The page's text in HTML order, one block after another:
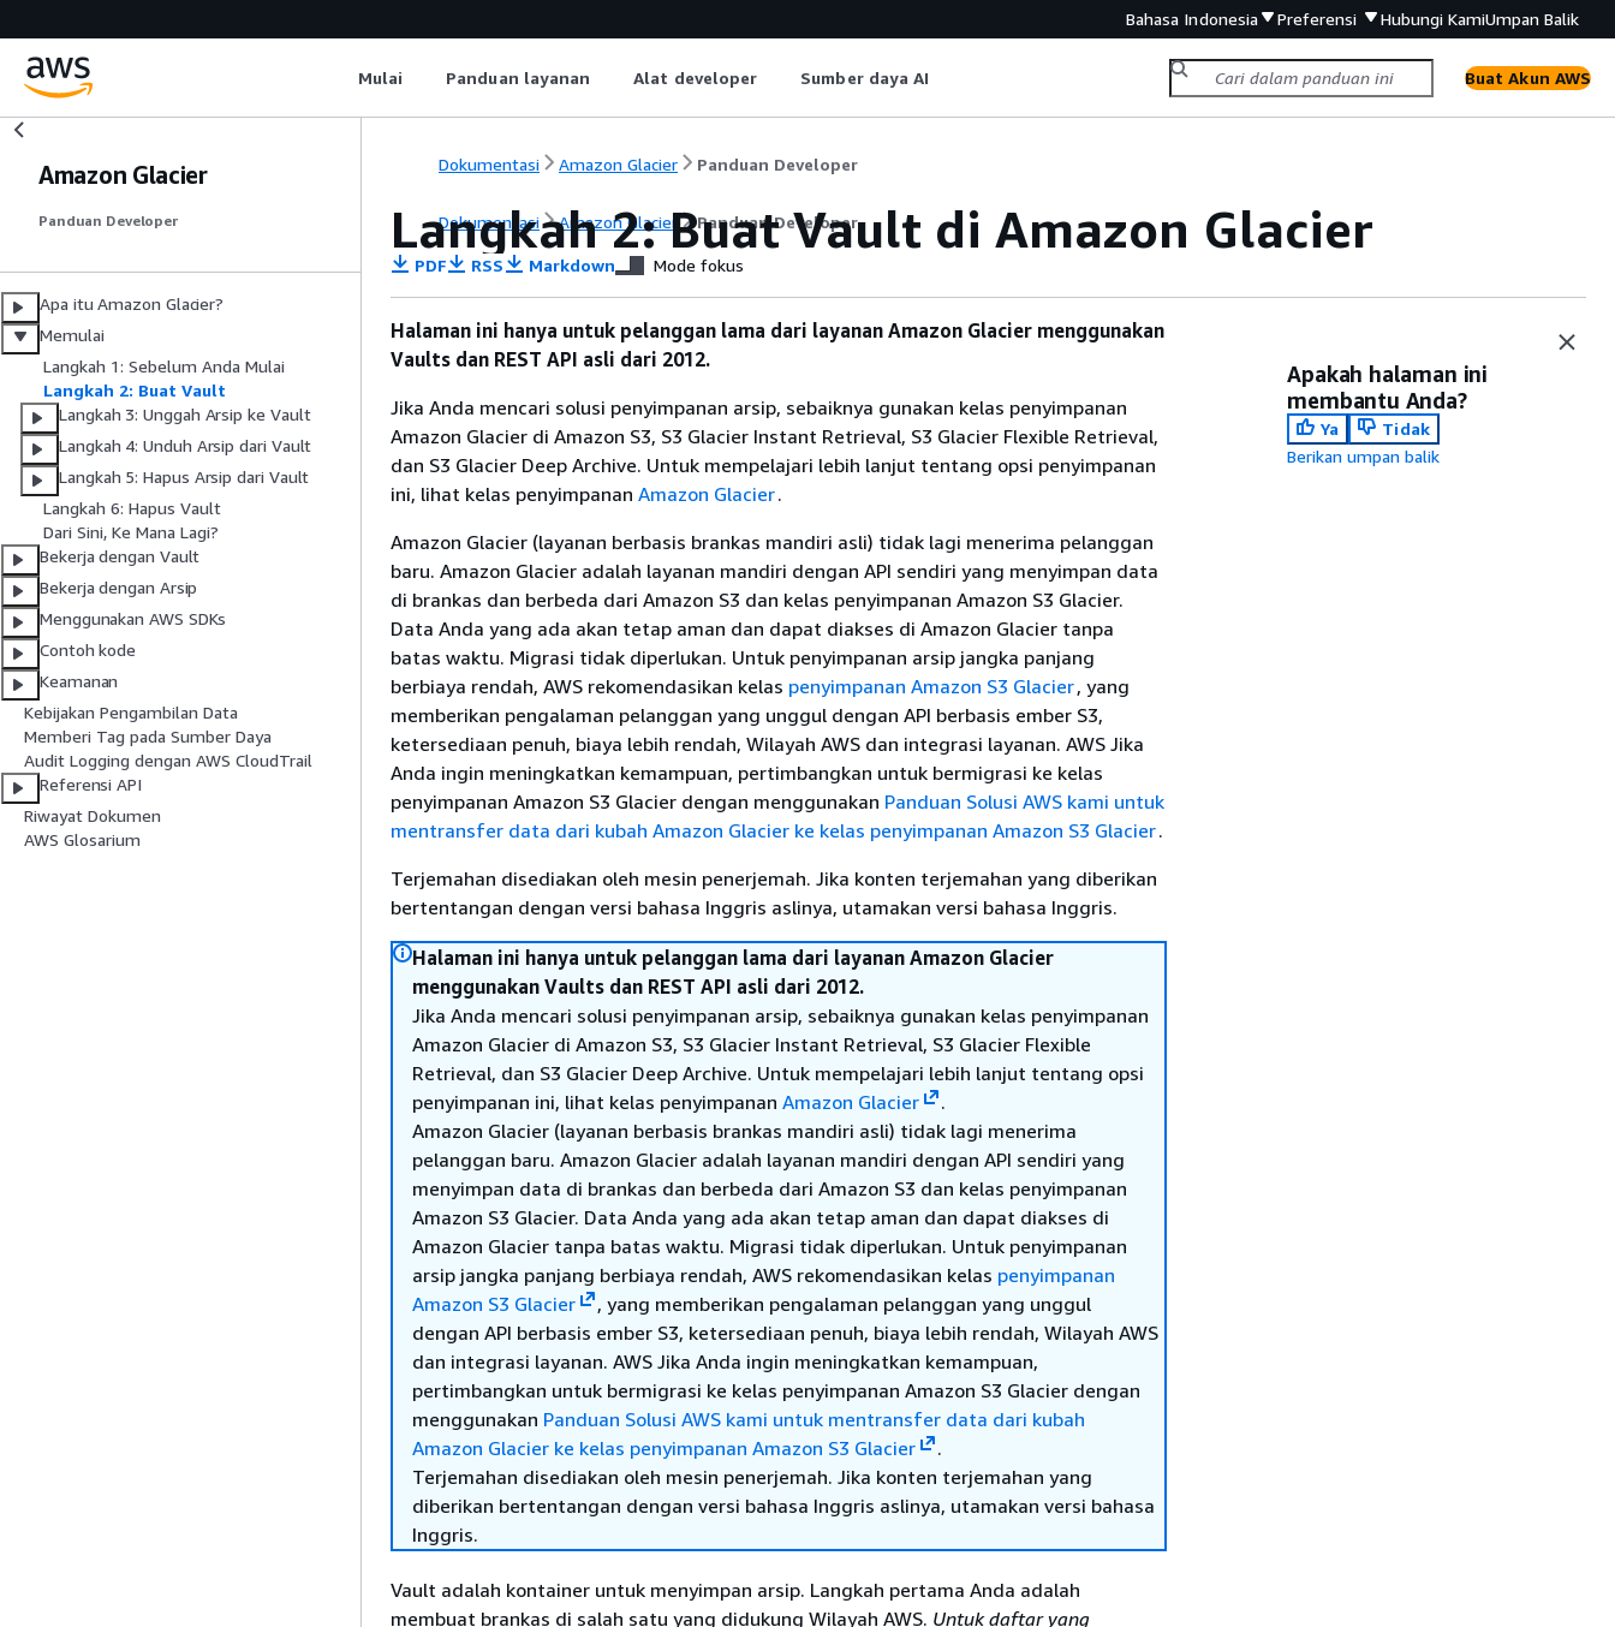
Bahasa Indonesia Preferensi Hubungi KamiUmpan Balik
Mulai Panduan layanan Alat developer Sumber daya AI Buat Akun AWS
Amazon Glacier
Panduan Developer
Apa itu Amazon Glacier?
Memulai
Langkah 1: Sebelum Anda Mulai
Langkah 2: Buat Vault
Langkah 3: Unggah Arsip ke Vault
Langkah 4: Unduh Arsip dari Vault
Langkah 5: Hapus Arsip dari Vault
Langkah 6: Hapus Vault
Dari Sini, Ke Mana Lagi?
Bekerja dengan Vault
Bekerja dengan Arsip
Menggunakan AWS SDKs
Contoh kode
Keamanan
Kebijakan Pengambilan Data
Memberi Tag pada Sumber Daya
Audit Logging dengan AWS CloudTrail
Referensi API
Riwayat Dokumen
AWS Glosarium
Dokumentasi Amazon Glacier Panduan Developer
Dokumentasi Amazon Glacier Panduan Developer
Langkah 2: Buat Vault di Amazon Glacier
PDF RSS Markdown Mode fokus
Halaman ini hanya untuk pelanggan lama dari layanan Amazon Glacier menggunakan
Vaults dan REST API asli dari 2012.
Jika Anda mencari solusi penyimpanan arsip, sebaiknya gunakan kelas penyimpanan
Amazon Glacier di Amazon S3, S3 Glacier Instant Retrieval, S3 Glacier Flexible Retrieval,
dan S3 Glacier Deep Archive. Untuk mempelajari lebih lanjut tentang opsi penyimpanan
ini, lihat kelas penyimpanan Amazon Glacier.
Amazon Glacier (layanan berbasis brankas mandiri asli) tidak lagi menerima pelanggan
baru. Amazon Glacier adalah layanan mandiri dengan API sendiri yang menyimpan data
di brankas dan berbeda dari Amazon S3 dan kelas penyimpanan Amazon S3 Glacier.
Data Anda yang ada akan tetap aman dan dapat diakses di Amazon Glacier tanpa
batas waktu. Migrasi tidak diperlukan. Untuk penyimpanan arsip jangka panjang
berbiaya rendah, AWS rekomendasikan kelas penyimpanan Amazon S3 Glacier, yang
memberikan pengalaman pelanggan yang unggul dengan API berbasis ember S3,
ketersediaan penuh, biaya lebih rendah, Wilayah AWS dan integrasi layanan. AWS Jika
Anda ingin meningkatkan kemampuan, pertimbangkan untuk bermigrasi ke kelas
penyimpanan Amazon S3 Glacier dengan menggunakan Panduan Solusi AWS kami untuk
mentransfer data dari kubah Amazon Glacier ke kelas penyimpanan Amazon S3 Glacier.
Terjemahan disediakan oleh mesin penerjemah. Jika konten terjemahan yang diberikan
bertentangan dengan versi bahasa Inggris aslinya, utamakan versi bahasa Inggris.
Halaman ini hanya untuk pelanggan lama dari layanan Amazon Glacier
menggunakan Vaults dan REST API asli dari 2012.
Jika Anda mencari solusi penyimpanan arsip, sebaiknya gunakan kelas penyimpanan
Amazon Glacier di Amazon S3, S3 Glacier Instant Retrieval, S3 Glacier Flexible
Retrieval, dan S3 Glacier Deep Archive. Untuk mempelajari lebih lanjut tentang opsi
penyimpanan ini, lihat kelas penyimpanan Amazon Glacier
.
Amazon Glacier (layanan berbasis brankas mandiri asli) tidak lagi menerima
pelanggan baru. Amazon Glacier adalah layanan mandiri dengan API sendiri yang
menyimpan data di brankas dan berbeda dari Amazon S3 dan kelas penyimpanan
Amazon S3 Glacier. Data Anda yang ada akan tetap aman dan dapat diakses di
Amazon Glacier tanpa batas waktu. Migrasi tidak diperlukan. Untuk penyimpanan
arsip jangka panjang berbiaya rendah, AWS rekomendasikan kelas penyimpanan
Amazon S3 Glacier
, yang memberikan pengalaman pelanggan yang unggul
dengan API berbasis ember S3, ketersediaan penuh, biaya lebih rendah, Wilayah AWS
dan integrasi layanan. AWS Jika Anda ingin meningkatkan kemampuan,
pertimbangkan untuk bermigrasi ke kelas penyimpanan Amazon S3 Glacier dengan
menggunakan Panduan Solusi AWS kami untuk mentransfer data dari kubah
Amazon Glacier ke kelas penyimpanan Amazon S3 Glacier
.
Terjemahan disediakan oleh mesin penerjemah. Jika konten terjemahan yang
diberikan bertentangan dengan versi bahasa Inggris aslinya, utamakan versi bahasa
Inggris.
Vault adalah kontainer untuk menyimpan arsip. Langkah pertama Anda adalah
membuat brankas di salah satu yang didukung Wilayah AWS. Untuk daftar yang
Apakah halaman ini
membantu Anda?
Ya
Tidak
Berikan umpan balik